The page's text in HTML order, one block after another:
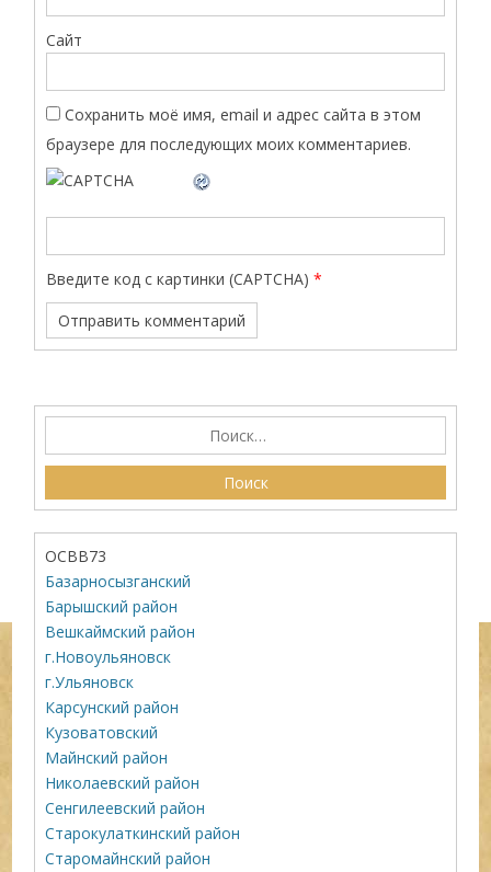
Сайт
Сохранить моё имя, email и адрес сайта в этом
браузере для последующих моих комментариев.
Введите код с картинки (CAPTCHA) *
ОСВВ73
Базарносызганский
Барышский район
Вешкаймский район
г.Новоульяновск
г.Ульяновск
Карсунский район
Кузоватовский
Майнский район
Николаевский район
Сенгилеевский район
Старокулаткинский район
Старомайнский район